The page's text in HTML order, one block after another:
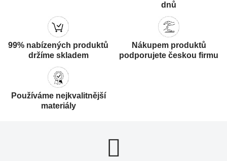
dnů
99% nabízených produktů
držíme skladem
Nákupem produktů
podporujete českou firmu
Používáme nejkvalitnější
materiály